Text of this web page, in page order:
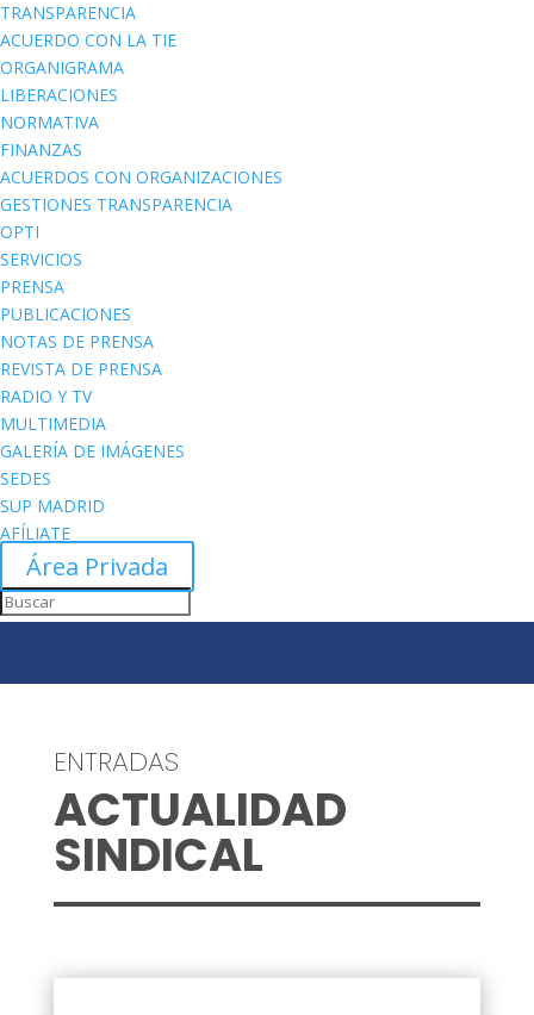
TRANSPARENCIA
ACUERDO CON LA TIE
ORGANIGRAMA
LIBERACIONES
NORMATIVA
FINANZAS
ACUERDOS CON ORGANIZACIONES
GESTIONES TRANSPARENCIA
OPTI
SERVICIOS
PRENSA
PUBLICACIONES
NOTAS DE PRENSA
REVISTA DE PRENSA
RADIO Y TV
MULTIMEDIA
GALERÍA DE IMÁGENES
SEDES
SUP MADRID
AFÍLIATE
Área Privada
ENTRADAS
ACTUALIDAD
SINDICAL